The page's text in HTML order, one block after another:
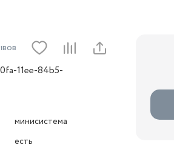
11ee-84b5-
минисистема
есть